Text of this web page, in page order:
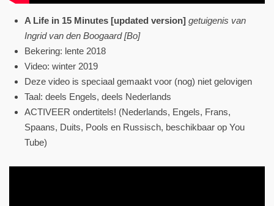
A Life in 15 Minutes [updated version] getuigenis van
Ingrid van den Boogaard [Bo]
Bekering: lente 2018
Video: winter 2019
Deze video is speciaal gemaakt voor (nog) niet gelovigen
Taal: deels Engels, deels Nederlands
ACTIVEER ondertitels! (Nederlands, Engels, Frans,
Spaans, Duits, Pools en Russisch, beschikbaar op You
Tube)